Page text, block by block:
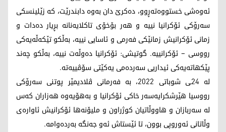
ئه‌وه‌شی خستووه‌ته‌ڕوو، ده‌كرێ دان به‌وه‌ دابندرێت، كه‌ زێلینسكی
سه‌رۆكی ئۆكرانیا نییه‌ و هه‌ر بۆخۆی تاكلایه‌نانه‌ بڕیار ده‌دات و
زمانی ئۆكرانیش زمانێكی فه‌رمی و ئاسایی نییه‌، به‌ڵكو تێكه‌ڵه‌یه‌كی
رووسی – ئۆكرانییه. گوتیشی: ئۆكرانیا ده‌وڵه‌ت نییه‌، به‌ڵكو چه‌ند
پێكهاته‌یه‌كی ئیداریی سه‌رده‌می یه‌كێتی سۆڤییه‌ته‌.
له‌ 24ـی شوباتی 2022، به‌ فه‌رمانی ڤلادیمێر پوتنی سه‌رۆكی
رووسیا هێرشكرایه‌سه‌ر خاكی ئۆكرانیا و به‌هۆیه‌وه‌ هه‌زاران كه‌س
له‌ سه‌ربازان و هاووڵاتیان كوژراون و ملیۆنه‌ها ئۆكرانیش ئاواره‌ی
وڵاتانی ئه‌وروپی بوون، تا ئێستاش ئه‌و جه‌نگه‌ به‌رده‌وامه‌.